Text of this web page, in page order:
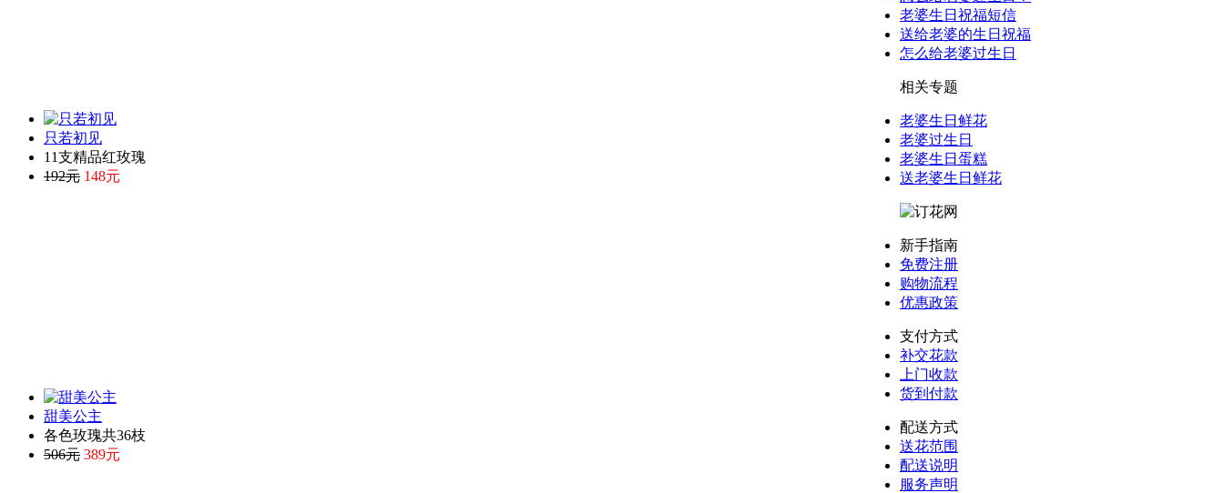
只若初见
11支精品红玫瑰
192元 148元
甜美公主
各色玫瑰共36枝
506元 389元
老婆生日祝福短信
送给老婆的生日祝福
怎么给老婆过生日
相关专题
老婆生日鲜花
老婆过生日
老婆生日蛋糕
送老婆生日鲜花
新手指南
免费注册
购物流程
优惠政策
支付方式
补交花款
上门收款
货到付款
配送方式
送花范围
配送说明
服务声明